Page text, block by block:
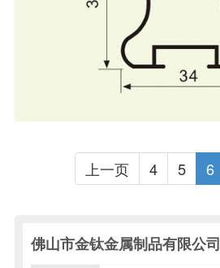
上一页 4 5 6
佛山市金钛金属制品有限公司